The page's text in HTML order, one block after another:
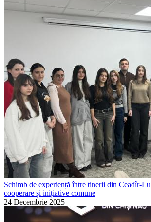
Schimb de experiență între tinerii din Ceadîr-
cooperare și inițiative comune
24 Decembrie 2025